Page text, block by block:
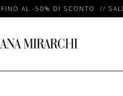
AL -50% DI SCONTO //